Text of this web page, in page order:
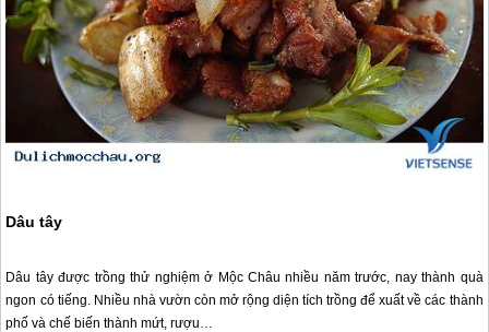
Dâu tây
Dâu tây được trồng thử nghiệm ở Mộc Châu nhiều năm trước, nay thành quà
ngon có tiếng. Nhiều nhà vườn còn mở rộng diện tích trồng để xuất về các thành
phố và chế biến thành mứt, rượu…